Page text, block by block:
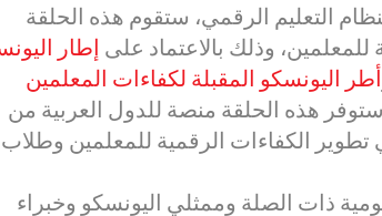
التعليم الرقمي، ستقوم هذه الحلقة
وذلك بالاعتماد على إطار
أطر اليونسكو المقبلة لكفاءات المعلمين
هذه الحلقة منصة للدول العربية من
في تطوير الكفاءات الرقمية للمعلمين وطلاب
ذات الصلة وممثلي اليونسكو وخبراء